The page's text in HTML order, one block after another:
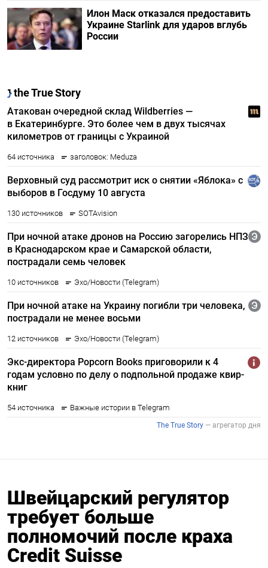
Илон Маск отказался предоставить
Украине Starlink для ударов вглубь
России
Швейцарский регулятор
требует больше
полномочий после краха
Credit Suisse